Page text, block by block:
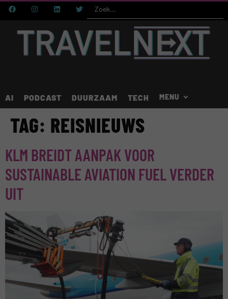
AI PODCAST DUURZAAM TECH
TAG: REISNIEUWS
KLM BREIDT AANPAK VOOR
SUSTAINABLE AVIATION FUEL VERDER
UIT